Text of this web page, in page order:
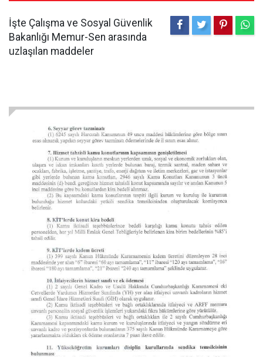
İşte Çalışma ve Sosyal Güvenlik
Bakanlığı Memur-Sen arasında
uzlaşılan maddeler